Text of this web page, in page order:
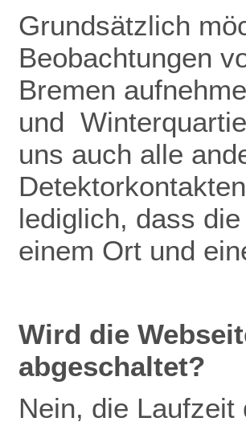
Grundsätzlich
Beobachtungen
Bremen
und
uns auch alle
lediglich, dass
einem Ort und
Wird die
abgeschaltet?
Nein, die